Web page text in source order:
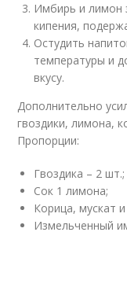
Имбирь и лимон
кипения,
Остудить
температуры и
вкусу.
Дополнительно
гвоздики, лимона,
Пропорции:
Гвоздика – 2 шт.;
Сок 1 лимона;
Корица, мускат
Измельченный